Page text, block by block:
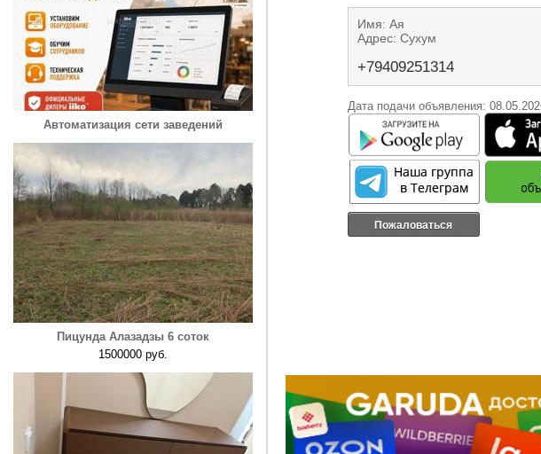
Автоматизация сети заведений
Пицунда Алазадзы 6 соток
1500000 руб.
Имя: Ая
Адрес: Сухум
+79409251314
Дата подачи объявления:
Пожаловаться